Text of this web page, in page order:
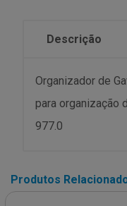
Descrição
Organizador de
para organização
977.0
Produtos